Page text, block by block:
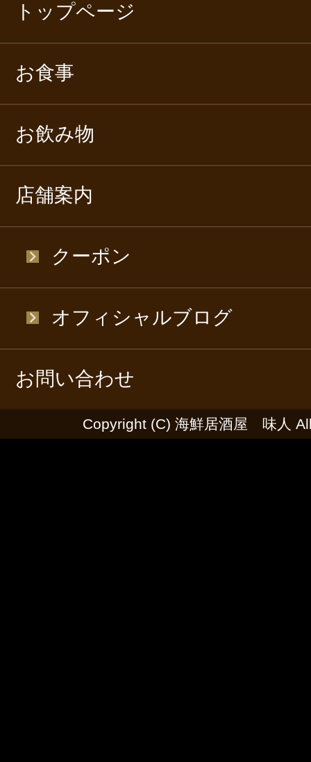
トップページ
お食事
お飲み物
店舗案内
クーポン
オフィシャルブログ
お問い合わせ
Copyright (C) 海鮮居酒屋 味人